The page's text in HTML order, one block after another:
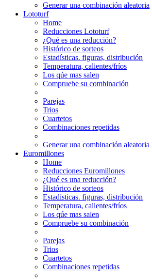
Generar una combinación aleatoria
Lototurf
Home
Reducciones Lototurf
¿Qué es una reducción?
Histórico de sorteos
Estadísticas. figuras, distribución
Temperatura, calientes/fríos
Los qúe mas salen
Compruebe su combinación
Parejas
Trios
Cuartetos
Combinaciones repetidas
Generar una combinación aleatoria
Euromillones
Home
Reducciones Euromillones
¿Qué es una reducción?
Histórico de sorteos
Estadísticas. figuras, distribución
Temperatura, calientes/fríos
Los qúe mas salen
Compruebe su combinación
Parejas
Trios
Cuartetos
Combinaciones repetidas